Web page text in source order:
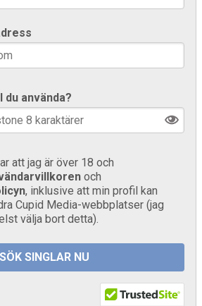
använda?
att jag är över 18 och
och
, inklusive att min profil kan
Cupid Media-webbplatser (jag
välja bort detta).